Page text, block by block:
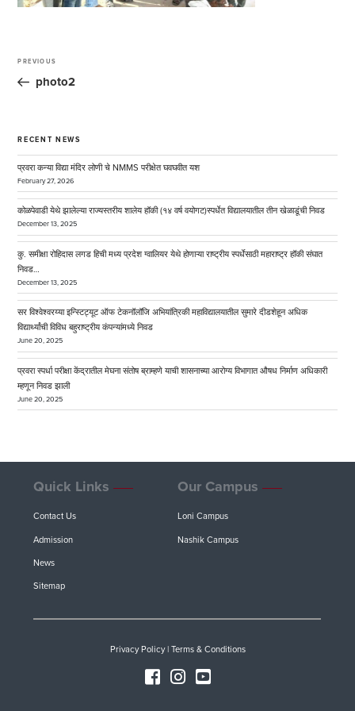
navigation
Previous
Post
PREVIOUS
photo2
RECENT NEWS
प्रवरा कन्या विद्या मंदिर लोणी चे NMMS परीक्षेत घवघवीत यश
February 27, 2026
कोळपेवाडी येथे झालेल्या राज्यस्तरीय शालेय हॉकी (१४ वर्ष वयोगट)स्पर्धेत विद्यालयातील तीन खेळाडूंची निवड
December 13, 2025
कु. समीक्षा रोहिदास लगड हिची मध्य प्रदेश ग्वालियर येथे होणाऱ्या राष्ट्रीय स्पर्धेसाठी महाराष्ट्र हॉकी संघात
निवड…
December 13, 2025
सर विश्वेश्वरय्या इन्स्टिट्यूट ऑफ टेकनॉलॉजि अभियांत्रिकी महाविद्यालयातील सुमारे दीडशेहून अधिक
विद्यार्थ्यांची विविध बहुराष्ट्रीय कंपन्यांमध्ये निवड
June 20, 2025
प्रवरा स्पर्धा परीक्षा केंद्रातील मेघना संतोष ब्राम्हणे याची शासनाच्या आरोग्य विभागात औषध निर्माण अधिकारी
म्हणून निवड झाली
June 20, 2025
Quick Links
Contact Us
Admission
News
Sitemap
Our Campus
Loni Campus
Nashik Campus
Privacy Policy| Terms & Conditions